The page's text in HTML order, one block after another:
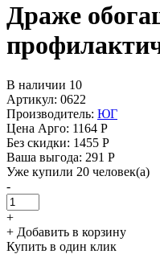
Драже
В наличии 10
Артикул: 0622
Производитель: ЮГ
Цена Арго: 1164 Р
Без скидки: 1455 Р
Ваша выгода: 291 Р
Уже купили 20 человек(а)
-
+
+ Добавить в корзину
Купить в один клик